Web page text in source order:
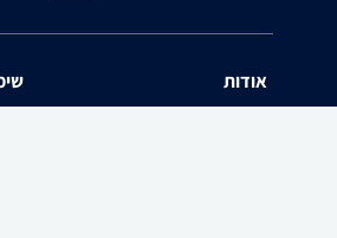
אודות